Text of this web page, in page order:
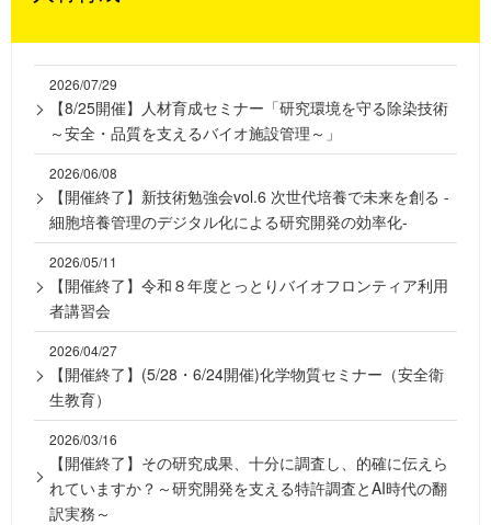
2026/07/29
【8/25開催】人材育成セミナー「研究環境を守る除染技術
～安全・品質を支えるバイオ施設管理～」
2026/06/08
【開催終了】新技術勉強会vol.6 次世代培養で未来を創る -
細胞培養管理のデジタル化による研究開発の効率化-
2026/05/11
【開催終了】令和８年度とっとりバイオフロンティア利用
者講習会
2026/04/27
【開催終了】(5/28・6/24開催)化学物質セミナー（安全衛
生教育）
2026/03/16
【開催終了】その研究成果、十分に調査し、的確に伝えら
れていますか？～研究開発を支える特許調査とAI時代の翻
訳実務～